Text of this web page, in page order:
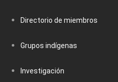
Directorio de miembros
Grupos indígenas
Investigación